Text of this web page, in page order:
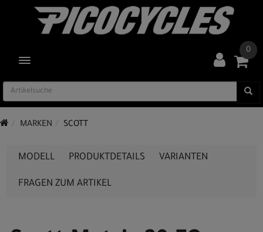
TOGGLE NAVIGATION
0
MARKEN SCOTT
MODELL PRODUKTDETAILS VARIANTEN
FRAGEN ZUM ARTIKEL